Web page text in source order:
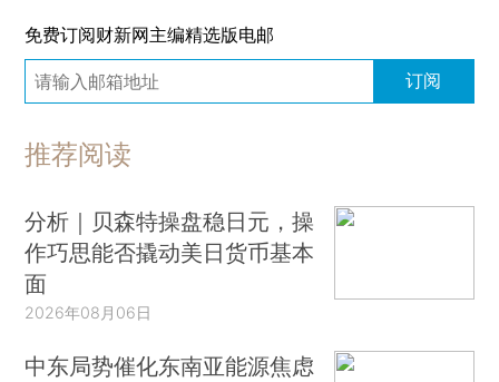
免费订阅财新网主编精选版电邮
订阅
推荐阅读
分析｜贝森特操盘稳日元，操
作巧思能否撬动美日货币基本
面
2026年08月06日
中东局势催化东南亚能源焦虑